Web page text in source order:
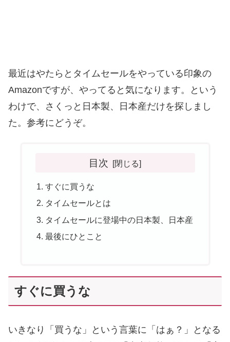
最近はやたらとタイムセールをやっている印象の
Amazonですが、やってると気になります。という
わけで、さくっと日本製、日本産だけを探しまし
た。参考にどうぞ。
目次
すぐに買うな
タイムセールとは
タイムセールに登場中の日本製、日本産
最後にひとこと
すぐに買うな
いきなり「買うな」という言葉に「はぁ？」となる